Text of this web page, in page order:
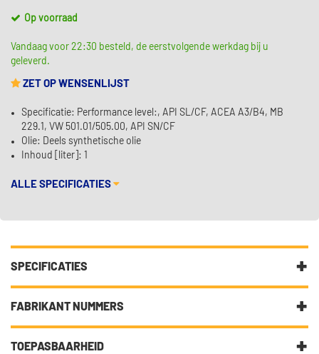
Op voorraad
Vandaag voor 22:30 besteld, de eerstvolgende werkdag bij u
geleverd.
ZET OP WENSENLIJST
Specificatie: Performance level:, API SL/CF, ACEA A3/B4, MB
229.1, VW 501.01/505.00, API SN/CF
Olie: Deels synthetische olie
Inhoud [liter]: 1
ALLE SPECIFICATIES
SPECIFICATIES
Fabrikantcode
Merk Kroon Oil
FABRIKANT NUMMERS
10W-40
TOEPASBAARHEID